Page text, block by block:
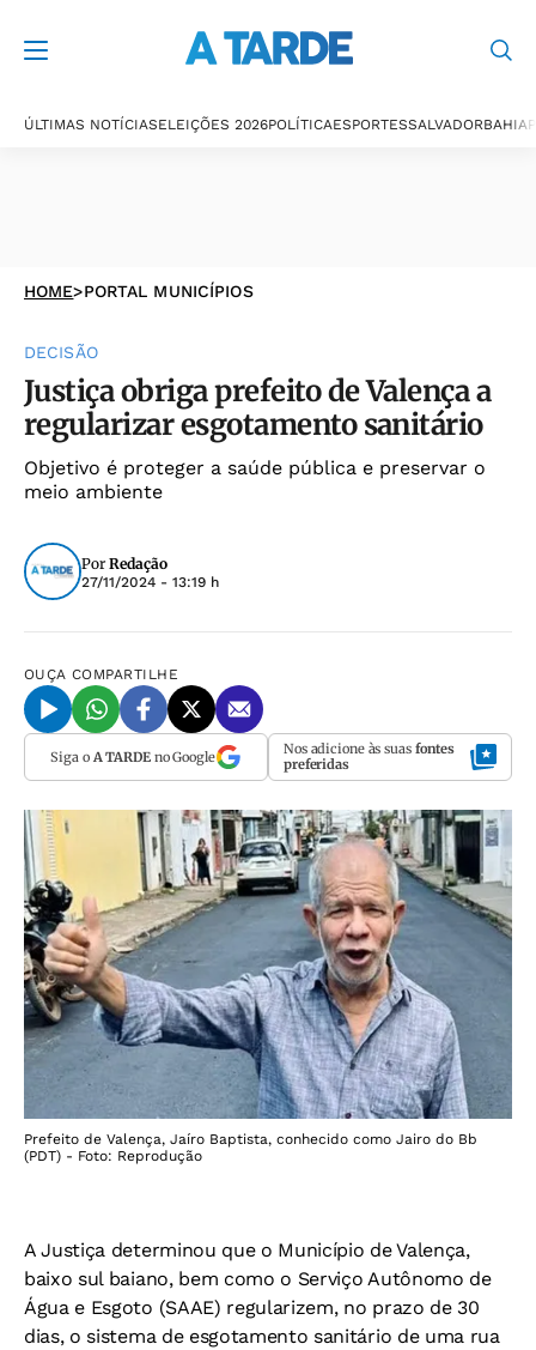
ÚLTIMAS NOTÍCIASELEIÇÕES 2026POLÍTICAESPORTESSALVADORBAHIA
HOME>PORTAL MUNICÍPIOS
DECISÃO
Justiça obriga prefeito de Valença a
regularizar esgotamento sanitário
Objetivo é proteger a saúde pública e preservar o
meio ambiente
Por Redação
27/11/2024 - 13:19 h
OUÇA COMPARTILHE
Siga o A TARDEno Google Nos adicione às suas fontes
preferidas
Prefeito de Valença, Jaíro Baptista, conhecido como Jairo do Bb
(PDT) - Foto: Reprodução
A Justiça determinou que o Município de Valença,
baixo sul baiano, bem como o Serviço Autônomo de
Água e Esgoto (SAAE) regularizem, no prazo de 30
dias, o sistema de esgotamento sanitário de uma rua